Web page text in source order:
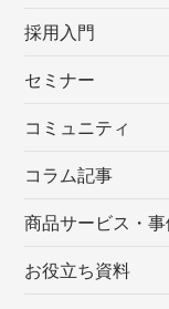
採⽤⼊⾨
セミナー
コミュニティ
コラム記事
商品サービス・事
お役立ち資料